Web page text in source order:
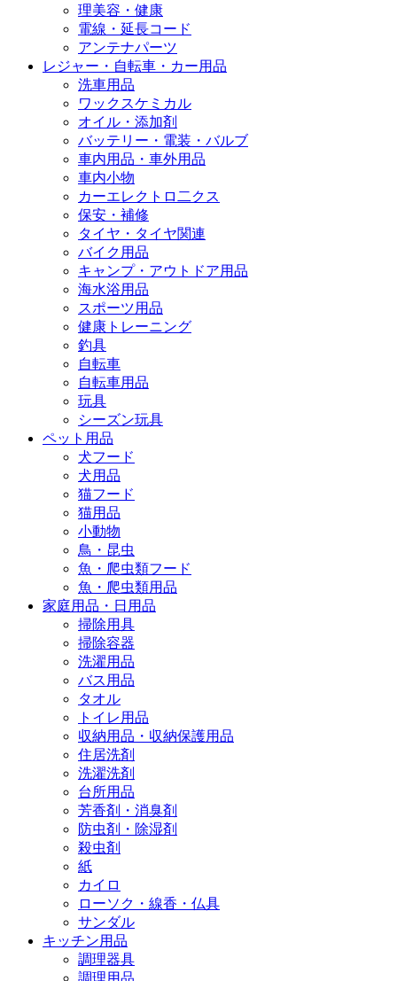
理美容・健康
電線・延長コード
アンテナパーツ
レジャー・自転車・カー用品
洗車用品
ワックスケミカル
オイル・添加剤
バッテリー・電装・バルブ
車内用品・車外用品
車内小物
カーエレクトロ二クス
保安・補修
タイヤ・タイヤ関連
バイク用品
キャンプ・アウトドア用品
海水浴用品
スポーツ用品
健康トレーニング
釣具
自転車
自転車用品
玩具
シーズン玩具
ペット用品
犬フード
犬用品
猫フード
猫用品
小動物
鳥・昆虫
魚・爬虫類フード
魚・爬虫類用品
家庭用品・日用品
掃除用具
掃除容器
洗濯用品
バス用品
タオル
トイレ用品
収納用品・収納保護用品
住居洗剤
洗濯洗剤
台所用品
芳香剤・消臭剤
防虫剤・除湿剤
殺虫剤
紙
カイロ
ローソク・線香・仏具
サンダル
キッチン用品
調理器具
調理用品